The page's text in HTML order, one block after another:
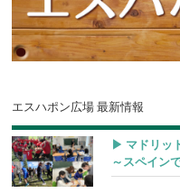
エスハポン広場 最新情報
▶︎ マドリッ
～スペイン